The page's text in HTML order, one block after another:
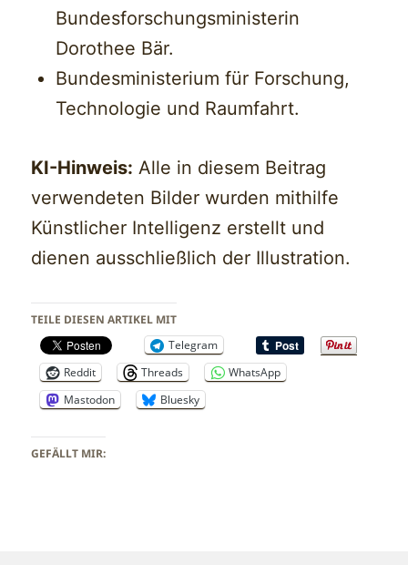
Bundesforschungsministerin
Dorothee Bär.
Bundesministerium für Forschung,
Technologie und Raumfahrt.
KI-Hinweis: Alle in diesem Beitrag
verwendeten Bilder wurden mithilfe
Künstlicher Intelligenz erstellt und
dienen ausschließlich der Illustration.
TEILE DIESEN ARTIKEL MIT
Telegram
Reddit
Threads
WhatsApp
Mastodon
Bluesky
GEFÄLLT MIR: